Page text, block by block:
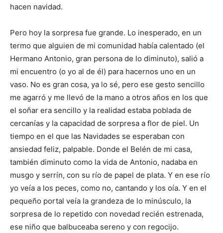
hacen navidad.
Pero hoy la sorpresa fue grande. Lo inesperado, en un
termo que alguien de mi comunidad había calentado (el
Hermano Antonio, gran persona de lo diminuto), salió a
mi encuentro (o yo al de él) para hacernos uno en un
vaso. No es gran cosa, ya lo sé, pero ese gesto sencillo
me agarró y me llevó de la mano a otros años en los que
el soñar era sencillo y la realidad estaba poblada de
cercanías y la capacidad de sorpresa a flor de piel. Un
tiempo en el que las Navidades se esperaban con
ansiedad feliz, palpable. Donde el Belén de mi casa,
también diminuto como la vida de Antonio, nadaba en
musgo y serrín, con su río de papel de plata. Y en ese río
yo veía a los peces, como no, cantando y los oía. Y en el
pequeño portal veía la grandeza de lo minúsculo, la
sorpresa de lo repetido con novedad recién estrenada,
ese niño que balbuceaba sereno y con regocijo.